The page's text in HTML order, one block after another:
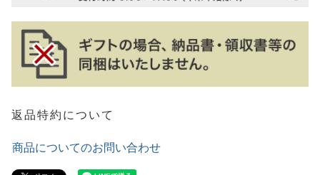
返品特約について
商品についてのお問い合わせ